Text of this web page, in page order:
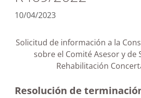
10/04/2023
Solicitud de información a la
sobre el Comité Asesor y de
Rehabilitación
Resolución de